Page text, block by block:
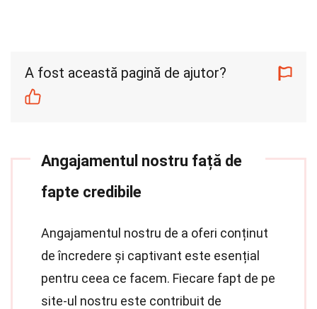
A fost această pagină de ajutor?
Angajamentul nostru față de
fapte credibile
Angajamentul nostru de a oferi conținut
de încredere și captivant este esențial
pentru ceea ce facem. Fiecare fapt de pe
site-ul nostru este contribuit de